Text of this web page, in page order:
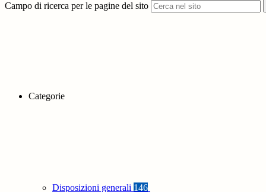
Campo di ricerca per le pagine del sito
Categorie
Disposizioni generali 146